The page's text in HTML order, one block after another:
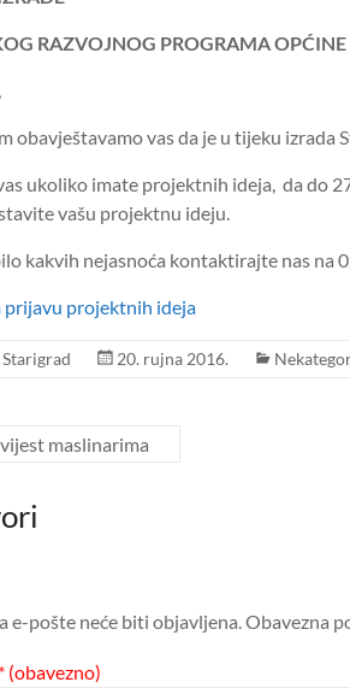
RAZVOJNOG PROGRAMA
obavještavamo vas da je u tijeku izrada
ukoliko imate projektnih ideja, da do
vašu projektnu ideju.
kakvih nejasnoća kontaktirajte nas na
prijavu projektnih ideja
20. rujna 2016.
maslinarima
e-pošte neće biti objavljena.Obavezna
* (obavezno)